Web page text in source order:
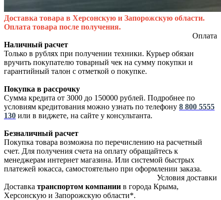
Доставка товара в Херсонскую и Запорожскую области.
Оплата товара после получения.
Оплата
Наличный расчет
Только в рублях при получении техники. Курьер обязан
вручить покупателю товарный чек на сумму покупки и
гарантийный талон с отметкой о покупке.
Покупка в рассрочку
Сумма кредита от 3000 до 150000 рублей. Подробнее по
условиям кредитования можно узнать по телефону 8 800 5555
130 или в виджете, на сайте у консультанта.
Безналичный расчет
Покупка товара возможна по перечислению на расчетный
счет. Для получения счета на оплату обращайтесь к
менеджерам интернет магазина. Или системой быстрых
платежей юкасса, самостоятельно при оформлении заказа.
Условия доставки
Доставка транспортом компании в города Крыма,
Херсонскую и Запорожскую области*.